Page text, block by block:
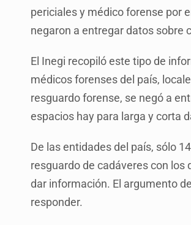
periciales y médico forense por
negaron a entregar datos sobre
El Inegi recopiló este tipo de
médicos forenses del país,
resguardo forense, se negó a
espacios hay para larga y corta
De las entidades del país, sólo
resguardo de cadáveres con los
dar información. El argumento
responder.